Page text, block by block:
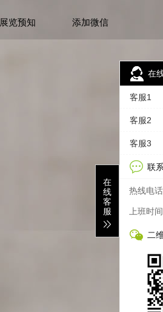
展览预知 添加微信
在
客服1
客服2
客服3
联
热线电话
上班时间
二
在
线
客
服